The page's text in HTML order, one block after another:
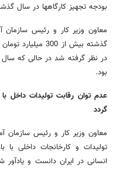
بودجه تجهیز کارگاهها در سال گذشته بیش از
معاون وزیر کار و رئیس
گذشته بیش از 300
بود.
عدم توان رقابت تولیدات داخل
گردد
معاون وزیر کار و رئیس
تولیدات و کارخانجات داخلی با
انسانی در ایران دانست و